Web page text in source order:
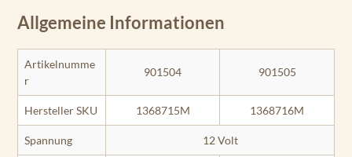
Allgemeine Informationen
Artikelnumme
r
901504 901505
Hersteller SKU 1368715M 1368716M
Spannung 12 Volt